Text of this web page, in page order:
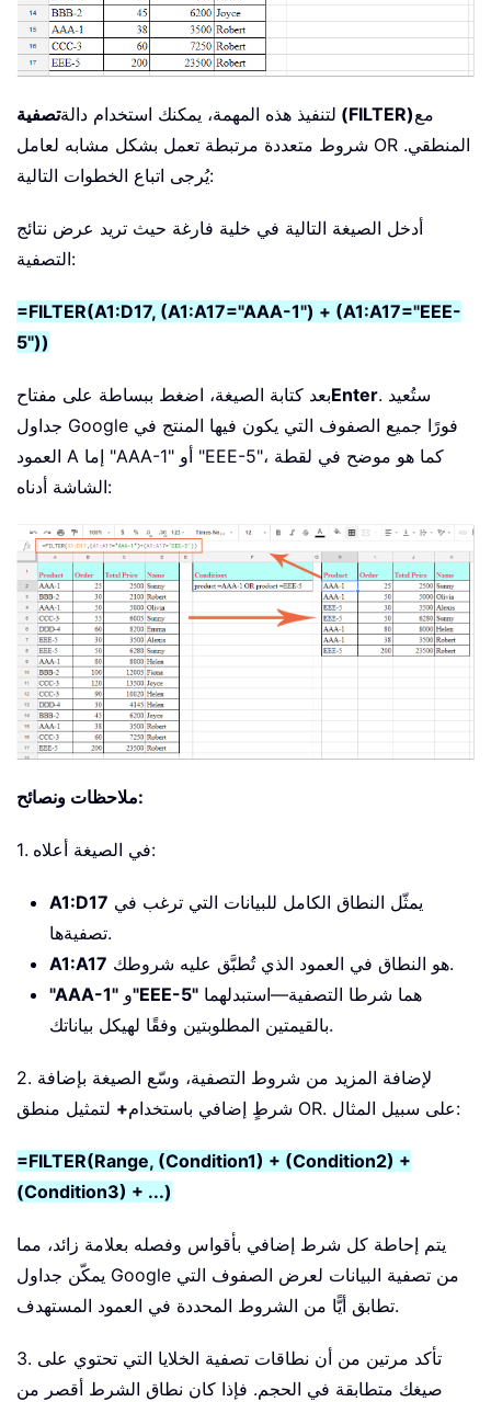
لتنفيذ هذه المهمة، يمكنك استخدام دالة تصفية (FILTER)مع
شروط متعددة مرتبطة تعمل بشكل مشابه لعامل OR المنطقي.
يُرجى اتباع الخطوات التالية:
أدخل الصيغة التالية في خلية فارغة حيث تريد عرض نتائج
التصفية:
=FILTER(A1:D17, (A1:A17="AAA-1") + (A1:A17="EEE-
5"))
بعد كتابة الصيغة، اضغط ببساطة على مفتاحEnter. ستُعيد
جداول Google فورًا جميع الصفوف التي يكون فيها المنتج في
العمود A إما "AAA-1" أو "EEE-5"، كما هو موضح في لقطة
الشاشة أدناه:
ملاحظات ونصائح:
1. في الصيغة أعلاه:
A1:D17
تصفيةها.
A1:A17
هو النطاق في العمود الذي تُطبَّق عليه شروطك.
"AAA-1" و"EEE-5"
بالقيمتين المطلوبتين وفقًا لهيكل بياناتك.
2. لإضافة المزيد من شروط التصفية، وسّع الصيغة بإضافة
شرطٍ إضافي باستخدام+ لتمثيل منطق OR. على سبيل المثال:
=FILTER(Range, (Condition1) + (Condition2) +
(Condition3) + ...)
يتم إحاطة كل شرط إضافي بأقواس وفصله بعلامة زائد، مما
يمكّن جداول Google من تصفية البيانات لعرض الصفوف التي
تطابق أيًّا من الشروط المحددة في العمود المستهدف.
3. تأكد مرتين من أن نطاقات تصفية الخلايا التي تحتوي على
صيغك متطابقة في الحجم. فإذا كان نطاق الشرط أقصر من